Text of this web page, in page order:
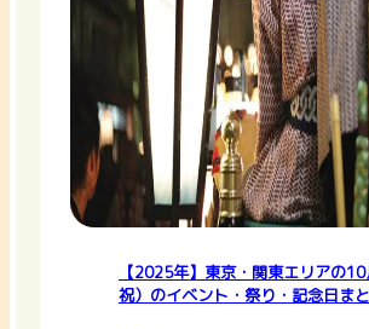
【2025年】東京・関東エリアの
祝）のイベント・祭り・記念日ま